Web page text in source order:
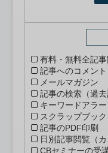
有料・無料全記
記事へのコメント
メールマガジン
記事の検索（過去
キーワードアラー
スクラップブック
記事のPDF印刷
日別記事閲覧（カ
CBセミナーの受